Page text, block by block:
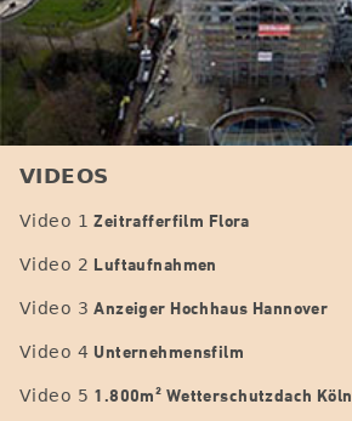
VIDEOS
Video 1Zeitrafferfilm Flora
Video 2 Luftaufnahmen
Video 3Anzeiger Hochhaus Hannover
Video 4 Unternehmensfilm
Video 5 1.800m² Wetterschutzdach Köln